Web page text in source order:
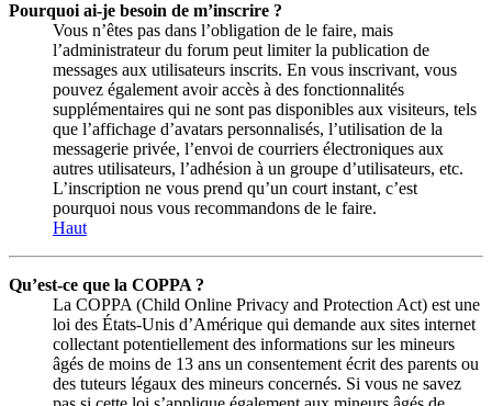
Pourquoi ai-je besoin de m’inscrire ?
Vous n’êtes pas dans l’obligation de le faire, mais
l’administrateur du forum peut limiter la publication de
messages aux utilisateurs inscrits. En vous inscrivant, vous
pouvez également avoir accès à des fonctionnalités
supplémentaires qui ne sont pas disponibles aux visiteurs, tels
que l’affichage d’avatars personnalisés, l’utilisation de la
messagerie privée, l’envoi de courriers électroniques aux
autres utilisateurs, l’adhésion à un groupe d’utilisateurs, etc.
L’inscription ne vous prend qu’un court instant, c’est
pourquoi nous vous recommandons de le faire.
Haut
Qu’est-ce que la COPPA ?
La COPPA (Child Online Privacy and Protection Act) est une
loi des États-Unis d’Amérique qui demande aux sites internet
collectant potentiellement des informations sur les mineurs
âgés de moins de 13 ans un consentement écrit des parents ou
des tuteurs légaux des mineurs concernés. Si vous ne savez